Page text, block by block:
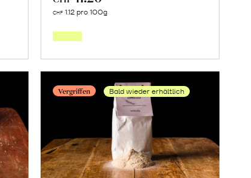
CHF 1.12 pro 100g
Vergriffen Bald wieder erhältlich